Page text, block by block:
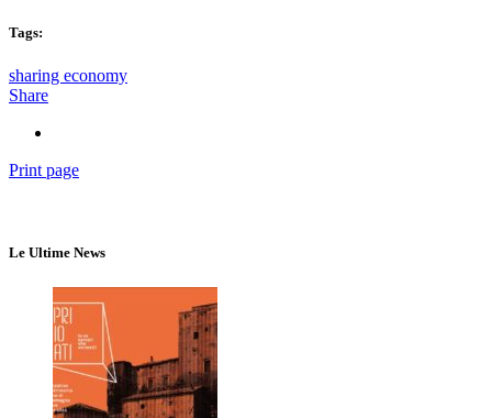
Tags:
sharing economy
Share
Print page
Le Ultime News